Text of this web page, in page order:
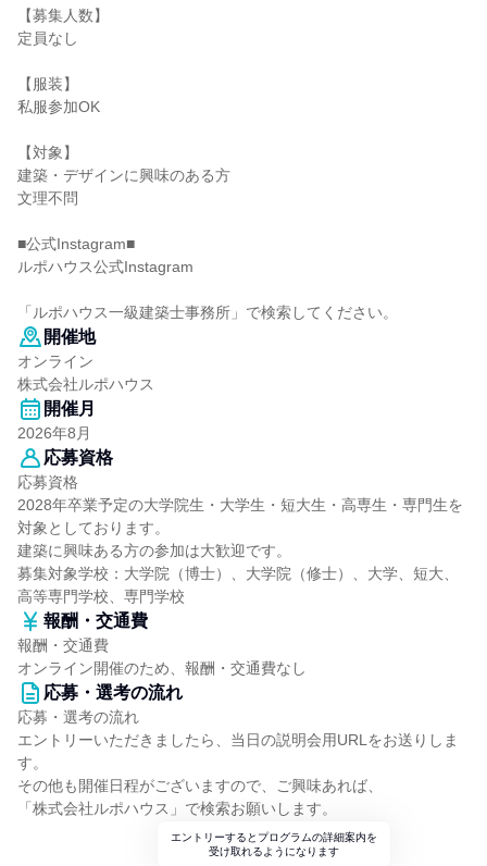
【募集人数】
定員なし
【服装】
私服参加OK
【対象】
建築・デザインに興味のある方
文理不問
■公式Instagram■
ルポハウス公式Instagram
「ルポハウス一級建築士事務所」で検索してください。
開催地
オンライン
株式会社ルポハウス
開催月
2026年8月
応募資格
応募資格
2028年卒業予定の大学院生・大学生・短大生・高専生・専門生を
対象としております。
建築に興味ある方の参加は大歓迎です。
募集対象学校：大学院（博士）、大学院（修士）、大学、短大、
高等専門学校、専門学校
報酬・交通費
報酬・交通費
オンライン開催のため、報酬・交通費なし
応募・選考の流れ
応募・選考の流れ
エントリーいただきましたら、当日の説明会用URLをお送りしま
す。
その他も開催日程がございますので、ご興味あれば、
「株式会社ルポハウス」で検索お願いします。
エントリーするとプログラムの詳細案内を
受け取れるようになります